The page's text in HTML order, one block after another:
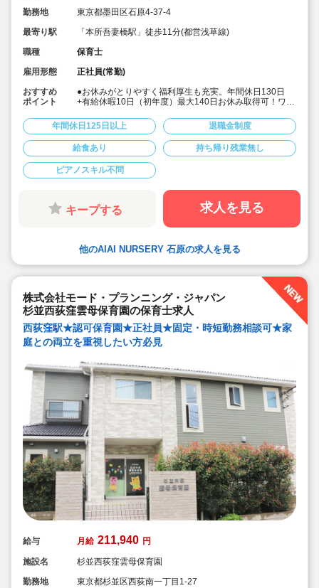
勤務地
東京都墨田区石原4-37-4
最寄り駅
「本所吾妻橋駅」徒歩11分(都営浅草線)
職種
保育士
雇用形態
正社員(常勤)
おすすめ
ポイント
●お休みがとりやすく福利厚生も充実。年間休日130日
+有給休暇10日（初年度）最大140日お休み取得可！ワー
●給食費補助、借り上げ社宅制度あり、退職金制度など福
利厚生も充実しています
●少人数制保育で子ども一人ひとりに寄り添う保育ができ
ます。
●チーム保育で複数担任制を取っております。
●保育に専念できる環境づくり
連絡帳や日誌のアプリ化を始め、園だより等も手書き作
業がありません。ICTツールで書類作成の負担を軽減して
●子ども主体の温かみのある保育環境を大切にしていま
す。大型遊具や床暖房完備の快適な保育室など、充実し
別療育も行っています。療育へのキャリアチェンジも可
ブランクがあっても安心です。勤続年数に合わせた研修
制度を用意しています。
●宿舎借り上げ制度利用可能です！※敷金・礼金等会社が
負担してくださいます
年間休日125日以上 退職金制度
給食あり 持ち帰り残業無し
ピアノスキル不問
キープする 求人を見る
他のAIAI NURSERY 石原の求人を見る
株式会社モード・プランニング・ジャパン
杉並西荻窪雲母保育園の保育士求人
西荻窪駅★認可保育園★正社員★固定・時短勤務相談可★家
庭との両立を重視したい方必見
給与 月給 211,940 円
施設名
杉並西荻窪雲母保育園
勤務地
東京都杉並区西荻南一丁目1-27